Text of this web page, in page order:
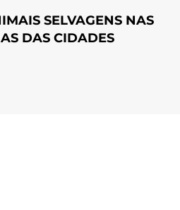
SELVAGENS NAS
DAS CIDADES